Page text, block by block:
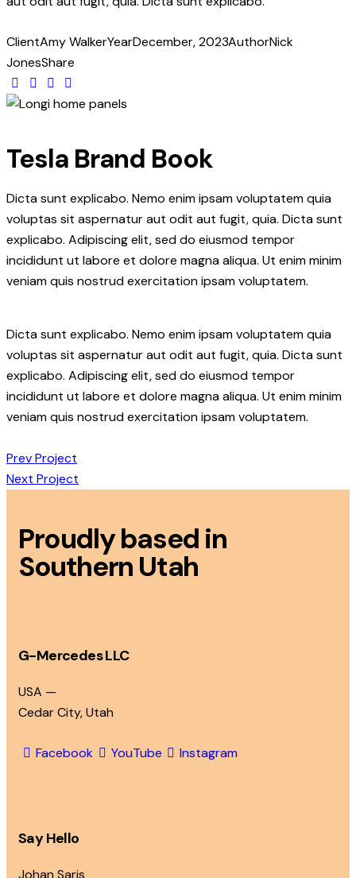
ClientAmy WalkerYearDecember, 2023AuthorNick
JonesShare
Tesla Brand Book
Dicta sunt explicabo. Nemo enim ipsam voluptatem quia
voluptas sit aspernatur aut odit aut fugit, quia. Dicta sunt
explicabo. Adipiscing elit, sed do eiusmod tempor
incididunt ut labore et dolore magna aliqua. Ut enim minim
veniam quis nostrud exercitation ipsam voluptatem.
Dicta sunt explicabo. Nemo enim ipsam voluptatem quia
voluptas sit aspernatur aut odit aut fugit, quia. Dicta sunt
explicabo. Adipiscing elit, sed do eiusmod tempor
incididunt ut labore et dolore magna aliqua. Ut enim minim
veniam quis nostrud exercitation ipsam voluptatem.
Prev Project
Next Project
Proudly based in
Southern Utah
G-Mercedes LLC
USA —
Cedar City, Utah
Facebook YouTube Instagram
Say Hello
Johan Saris